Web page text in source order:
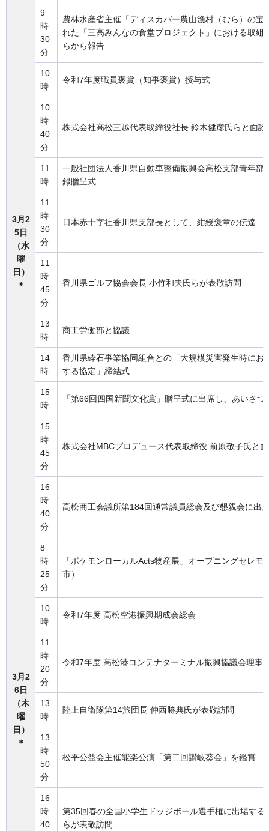
3月2
5日
（水
曜
日）
＊
9
時
30
分
農林水産省主催「ディスカバー農山漁村（むら）の宝
れた「三高みんなの食堂プロジェクト」における取組
らから報告
10
時
令和7年度職員褒賞（知事褒賞）授与式
10
時
40
分
株式会社高松三越代表取締役社長 鈴木健彦氏らと面談
11
時
一般社団法人香川県自動車整備振興会高松支部青年部
録贈呈式
11
時
30
分
日本赤十字社香川県支部長として、紺綬褒章の伝達
11
時
45
分
香川県ゴルフ協会会長 小竹和夫氏らが表敬訪問
13
時
商工労働部と協議
14
時
香川県砕石事業協同組合との「大規模災害発生時にお
する協定」締結式
15
時
「第66回四国新聞文化賞」贈呈式に出席し、あいさつ
15
時
45
分
株式会社MBCプロデュース代表取締役 前原敬子氏と
16
時
40
分
高松商工会議所第184回通常議員総会及び懇親会に出
3月2
6日
（木
曜
日）
＊
8
時
25
分
「ポケモンローカルActs物産展」オープニングセレ
市）
10
時
令和7年度 高松空港振興期成会総会
11
時
20
分
令和7年度 高松港コンテナターミナル振興協議会理事
13
時
陸上自衛隊第14旅団長 仲西勝典氏が表敬訪問
13
時
50
分
松平公益会主催能楽公演「第二回讃岐葵会」を鑑賞
16
時
40
第35回春の全国小学生ドッジボール選手権に出場す
らが表敬訪問